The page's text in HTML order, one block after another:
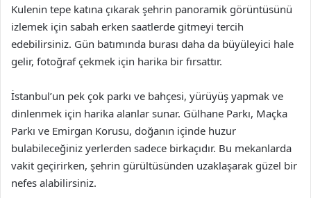
Kulenin tepe katına çıkarak şehrin panoramik görüntüsünü
izlemek için sabah erken saatlerde gitmeyi tercih
edebilirsiniz. Gün batımında burası daha da büyüleyici hale
gelir, fotoğraf çekmek için harika bir fırsattır.
İstanbul’un pek çok parkı ve bahçesi, yürüyüş yapmak ve
dinlenmek için harika alanlar sunar. Gülhane Parkı, Maçka
Parkı ve Emirgan Korusu, doğanın içinde huzur
bulabileceğiniz yerlerden sadece birkaçıdır. Bu mekanlarda
vakit geçirirken, şehrin gürültüsünden uzaklaşarak güzel bir
nefes alabilirsiniz.